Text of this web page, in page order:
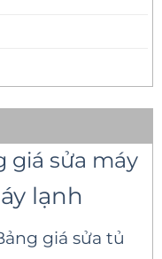
giá sửa máy
lạnh
giá sửa tủ